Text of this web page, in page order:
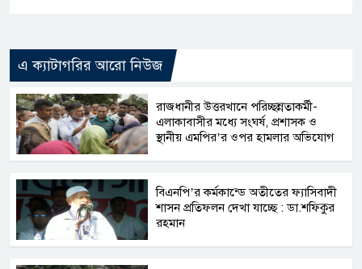
এ ক্যাটাগরির আরো নিউজ
রাজধানীর উত্তরখানে পরিচ্ছন্নতাকর্মী-
এলাকাবাসীর মধ্যে সংঘর্ষ, প্রশাসক ও
স্থানীয় এমপির’র ওপর হামলার অভিযোগ
বিএনপি’র কর্মকান্ডে অতীতের ফ্যাসিবাদী
শাসন প্রতিফলন দেখা যাচ্ছে : ডা.শফিকুর
রহমান